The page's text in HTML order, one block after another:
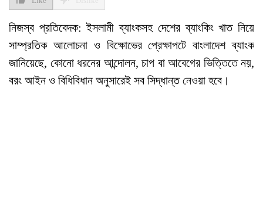
নিজস্ব প্রতিবেদক: ইসলামী ব্যাংকসহ দেশের ব্যাংকিং খাত নিয়ে
সাম্প্রতিক আলোচনা ও বিক্ষোভের প্রেক্ষাপটে বাংলাদেশ ব্যাংক
জানিয়েছে, কোনো ধরনের আন্দোলন, চাপ বা আবেগের ভিত্তিতে নয়,
বরং আইন ও বিধিবিধান অনুসারেই সব সিদ্ধান্ত নেওয়া হবে।